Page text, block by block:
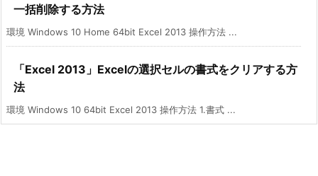
一括削除する方法
環境 Windows 10 Home 64bit Excel 2013 操作方法 ...
「Excel 2013」Excelの選択セルの書式をクリアする方
法
環境 Windows 10 64bit Excel 2013 操作方法 1.書式 ...